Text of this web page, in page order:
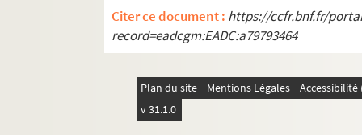
Citer ce document : https://ccfr.bnf.fr/
record=eadcgm:EADC:a79793464
Plan du site Mentions Légales
v 31.1.0